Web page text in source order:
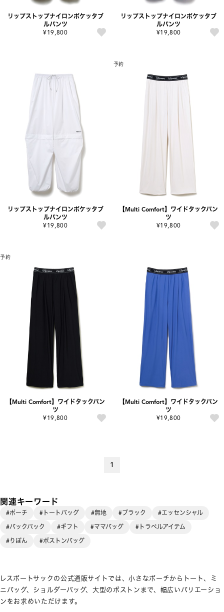
リップストップナイロンポケッタブ
ルパンツ
¥19,800
リップストップナイロンポケッタブ
ルパンツ
¥19,800
リップストップナイロンポケッタブ
ルパンツ
¥19,800
予約
【Multi Comfort】ワイドタックパン
ツ
¥19,800
予約
【Multi Comfort】ワイドタックパン
ツ
¥19,800
【Multi Comfort】ワイドタックパン
ツ
¥19,800
1
関連キーワード
#ポーチ #トートバッグ #無地 #ブラック
#エッセンシャル
#バックパック
#ギフト #ママバッグ
#トラベルアイテム
#りぼん
#ボストンバッグ
レスポートサックの公式通販サイトでは、小さなポーチからトート、ミ
ニバッグ、ショルダーバッグ、大型のボストンまで、幅広いバリエーショ
ンをお求めいただけます。